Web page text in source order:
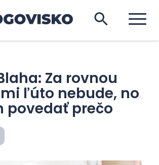
Za rovnou
ľúto nebude, no
povedať prečo